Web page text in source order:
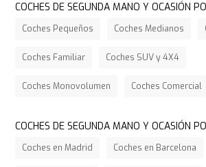
COCHES DE SEGUNDA MANO Y OCASIÓN
Coches Pequeños Coches Medianos
Coches Familiar Coches SUV y 4X4
Coches Monovolumen Coches Comercial
COCHES DE SEGUNDA MANO Y OCASIÓN
Coches en Madrid Coches en Barcelona